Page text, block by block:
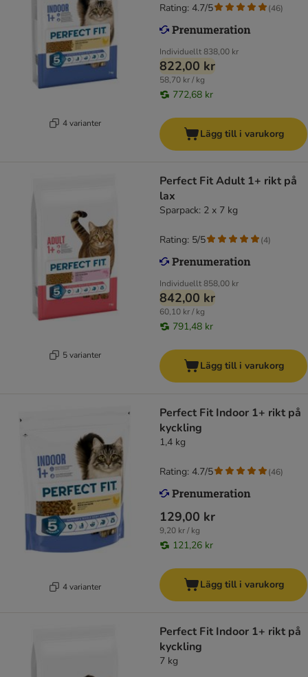
4 varianter
Individuellt838,00 kr
822,00 kr
58,70 kr / kg
772,68 kr
Rating: 4.7/5 (46)
Lägg till i varukorg
5 varianter
Perfect Fit Adult 1+ rikt på
lax
Sparpack: 2 x 7 kg
Individuellt858,00 kr
842,00 kr
60,10 kr / kg
791,48 kr
Rating: 5/5 (4)
Lägg till i varukorg
4 varianter
Perfect Fit Indoor 1+ rikt på
kyckling
1,4 kg
129,00 kr
9,20 kr / kg
121,26 kr
Rating: 4.7/5 (46)
Lägg till i varukorg
Perfect Fit Indoor 1+ rikt på
kyckling
7 kg